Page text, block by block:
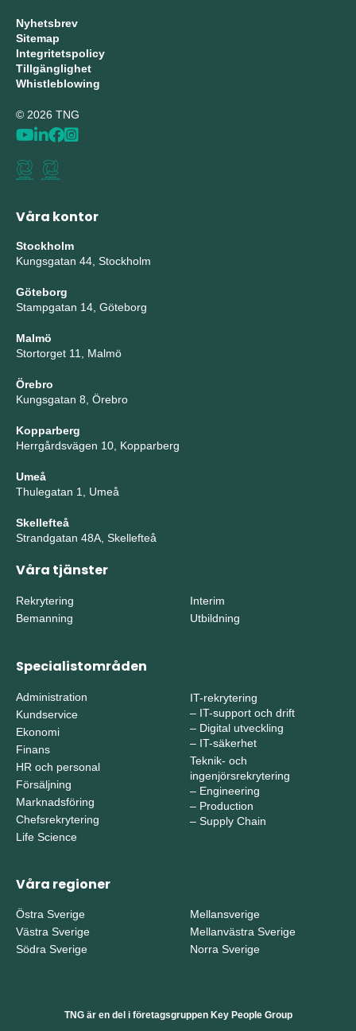
Nyhetsbrev
Sitemap
Integritetspolicy
Tillgänglighet
Whistleblowing
© 2026 TNG
Våra kontor
Stockholm
Kungsgatan 44, Stockholm
Göteborg
Stampgatan 14, Göteborg
Malmö
Stortorget 11, Malmö
Örebro
Kungsgatan 8, Örebro
Kopparberg
Herrgårdsvägen 10, Kopparberg
Umeå
Thulegatan 1, Umeå
Skellefteå
Strandgatan 48A, Skellefteå
Våra tjänster
Rekrytering
Bemanning
Interim
Utbildning
Specialistområden
Administration
Kundservice
Ekonomi
Finans
HR och personal
Försäljning
Marknadsföring
Chefsrekrytering
Life Science
IT-rekrytering
– IT-support och drift
– Digital utveckling
– IT-säkerhet
Teknik- och
ingenjörsrekrytering
– Engineering
– Production
– Supply Chain
Våra regioner
Östra Sverige
Västra Sverige
Södra Sverige
Mellansverige
Mellanvästra Sverige
Norra Sverige
TNG är en del i företagsgruppen Key People Group